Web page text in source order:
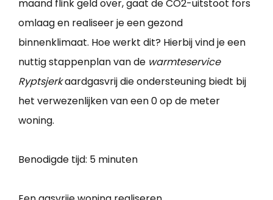
maand flink geld over, gaat de CO2-uitstoot fors
omlaag en realiseer je een gezond
binnenklimaat. Hoe werkt dit? Hierbij vind je een
nuttig stappenplan van de warmteservice
Ryptsjerkaardgasvrij die ondersteuning biedt bij
het verwezenlijken van een 0 op de meter
woning.
Benodigde tijd: 5 minuten